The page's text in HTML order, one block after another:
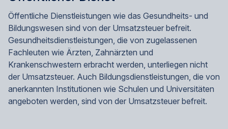
Öffentliche Dienstleistungen wie das Gesundheits- und
Bildungswesen sind von der Umsatzsteuer befreit.
Gesundheitsdienstleistungen, die von zugelassenen
Fachleuten wie Ärzten, Zahnärzten und
Krankenschwestern erbracht werden, unterliegen nicht
der Umsatzsteuer. Auch Bildungsdienstleistungen, die von
anerkannten Institutionen wie Schulen und Universitäten
angeboten werden, sind von der Umsatzsteuer befreit.